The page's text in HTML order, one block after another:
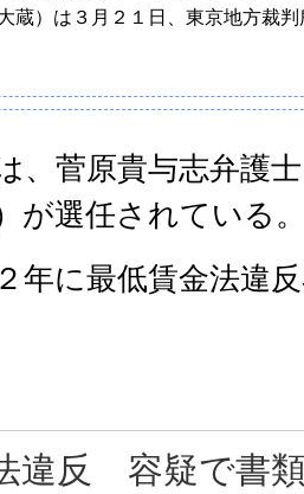
蔵）は３月２１日、東京地方裁
、菅原貴与志弁護
が選任されている
年に最低賃金法違
違反 容疑で書